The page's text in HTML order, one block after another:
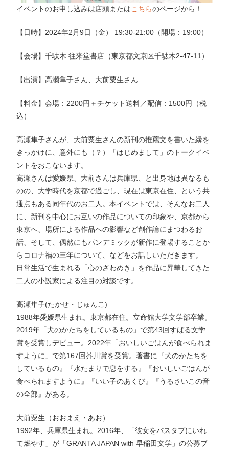
イベントのお申し込みは店頭またはこちらのページから！
【日時】2024年2月9日（金） 19:30-21:00（開場：19:00）
【会場】千駄木 往来堂書店（東京都文京区千駄木2-47-11）
【出演】高瀬隼子さん、大前粟生さん
【料金】会場：2200円＋チケット送料／配信：1500円（税
込）
高瀬隼子さんが、大前粟生さんの新刊の推薦文を書いた縁を
きっかけに、意外にも（？）「はじめまして」のトークイベ
ントをおこないます。
高瀬さんは愛媛県、大前さんは兵庫県、と出身地は異なるも
のの、大学時代を京都で過ごし、現在は東京在住、という共
通点もある同年代のお二人。本イベントでは、そんなお二人
に、新刊を中心にお互いの作品についての印象や、京都から
東京へ、場所による作品への影響など創作論にまつわるお
話、そして、偶然にもパンデミックが新作に登場することか
らコロナ禍の三年について、などをお話しいただきます。
日常生活で生まれる「心のざわめき」を作品に昇華してきた
二人の小説家による注目の対談です。
高瀬隼子(たかせ・じゅんこ)
1988年愛媛県生まれ。東京都在住。立命館大学文学部卒業。
2019年「犬のかたちをしているもの」で第43回すばる文学
賞を受賞しデビュー。2022年「おいしいごはんが食べられま
すように」で第167回芥川賞を受賞。著書に『犬のかたちを
しているもの』『水たまりで息をする』『おいしいごはんが
食べられますように』『いい子のあくび』『うるさいこの音
の全部』がある。
大前粟生（おおまえ・あお）
1992年、兵庫県生まれ。2016年、「彼女をバスタブにいれ
て燃やす」が「GRANTA JAPAN with 早稲田文学」の公募プ